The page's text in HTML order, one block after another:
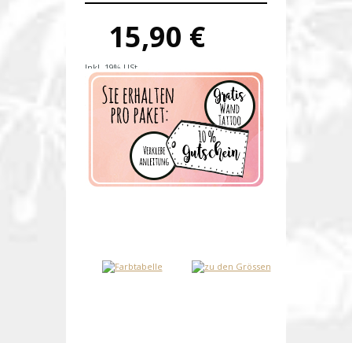
15,90 €
Inkl. 19% USt.
Versandkosten
Produktnummer:ts223E
Verfügbarkeit:Auf Lager
Lieferzeit: 1-2 Werktage